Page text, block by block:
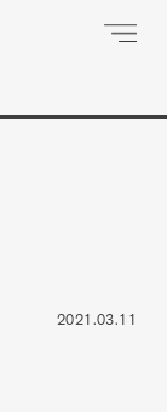
2021.03.11